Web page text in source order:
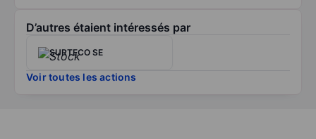
D’autres étaient intéressés par
SURTECO SE
Voir toutes les actions